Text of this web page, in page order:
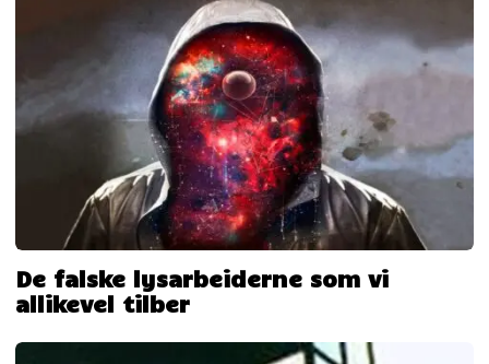
De falske lysarbeiderne som vi
allikevel tilber